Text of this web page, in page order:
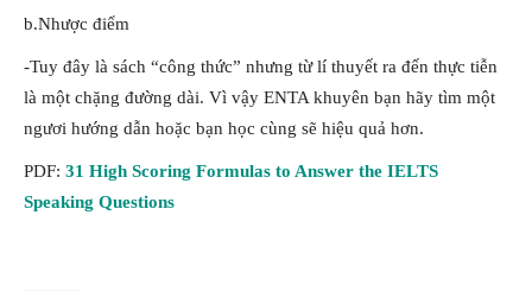
b.Nhược điểm
-Tuy đây là sách “công thức” nhưng từ lí thuyết ra đến thực tiễn
là một chặng đường dài. Vì vậy ENTA khuyên bạn hãy tìm một
ngươi hướng dẫn hoặc bạn học cùng sẽ hiệu quả hơn.
PDF: 31 High Scoring Formulas to Answer the IELTS
Speaking Questions